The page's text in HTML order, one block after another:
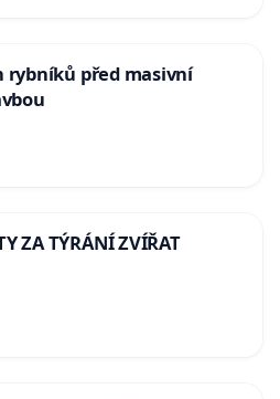
rybníků před masivní
ZA TÝRÁNÍ ZVÍŘAT